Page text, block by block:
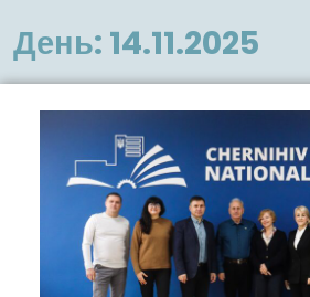
меню
День: 14.11.2025